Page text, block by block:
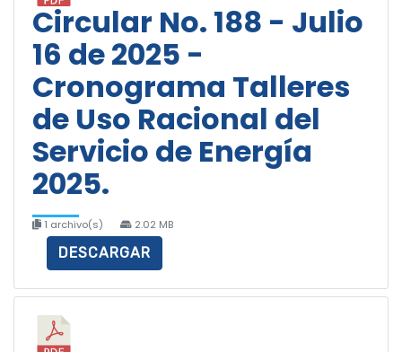
Circular No. 188 - Julio
16 de 2025 -
Cronograma Talleres
de Uso Racional del
Servicio de Energía
2025.
1 archivo(s) 2.02 MB
DESCARGAR